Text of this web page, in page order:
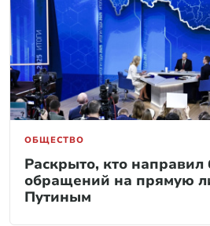
ОБЩЕСТВО
Раскрыто, кто направил
обращений на прямую
Путиным